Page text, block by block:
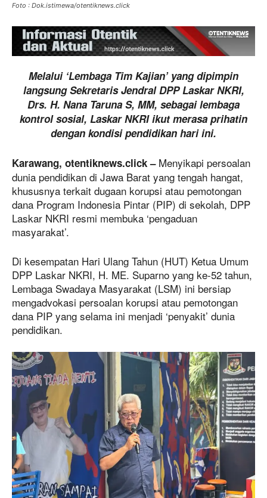
Foto : Dok.istimewa/otentiknews.click
Melalui ‘Lembaga Tim Kajian’ yang dipimpin
langsung Sekretaris Jendral DPP Laskar NKRI,
Drs. H. Nana Taruna S, MM, sebagai lembaga
kontrol sosial, Laskar NKRI ikut merasa prihatin
dengan kondisi pendidikan hari ini.
Karawang, otentiknews.click –Menyikapi persoalan
dunia pendidikan di Jawa Barat yang tengah hangat,
khususnya terkait dugaan korupsi atau pemotongan
dana Program Indonesia Pintar (PIP) di sekolah, DPP
Laskar NKRI resmi membuka ‘pengaduan
masyarakat’.
Di kesempatan Hari Ulang Tahun (HUT) Ketua Umum
DPP Laskar NKRI, H. ME. Suparno yang ke-52 tahun,
Lembaga Swadaya Masyarakat (LSM) ini bersiap
mengadvokasi persoalan korupsi atau pemotongan
dana PIP yang selama ini menjadi ‘penyakit’ dunia
pendidikan.